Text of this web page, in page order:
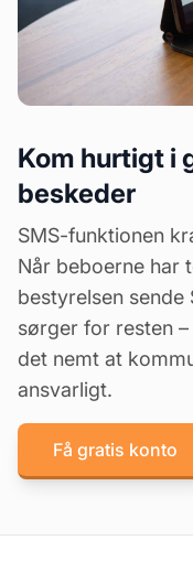
Kom hurtigt i
beskeder
SMS-funktionen
Når beboerne har
bestyrelsen sende
sørger for resten
det nemt at
ansvarligt.
Få gratis konto